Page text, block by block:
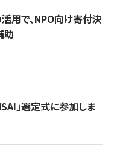
用で、NPO向け寄付決
助
」選定式に参加しま